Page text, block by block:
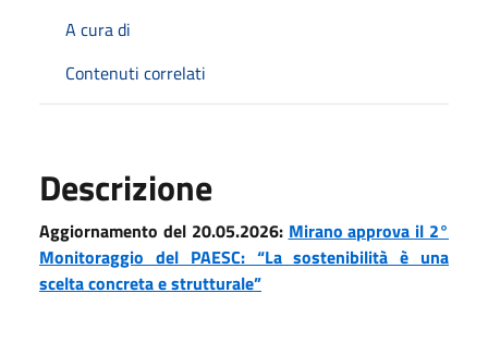
A cura di
Contenuti correlati
Descrizione
Aggiornamento del 20.05.2026: Mirano approva il 2°
Monitoraggio del PAESC: “La sostenibilità è una
scelta concreta e strutturale”